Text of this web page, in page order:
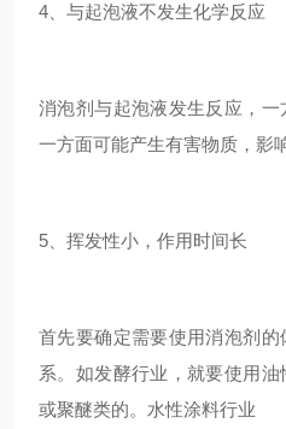
4、与起泡液不发生化学反应
消泡剂与起泡液发生反应，
一方面可能产生有害物质，影
5、挥发性小，作用时间长
首先要确定需要使用消泡剂
系。如发酵行业，就要使用
或聚醚类的。水性涂料行业